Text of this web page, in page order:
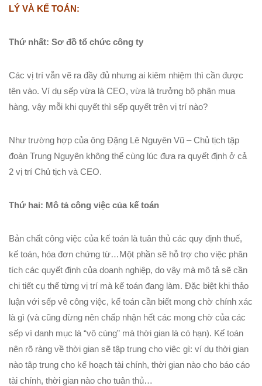
LÝ VÀ KẾ TOÁN:
Thứ nhất: Sơ đồ tổ chức công ty
Các vị trí vẫn vẽ ra đầy đủ nhưng ai kiêm nhiệm thì cần được
tên vào. Ví dụ sếp vừa là CEO, vừa là trưởng bộ phận mua
hàng, vậy mỗi khi quyết thì sếp quyết trên vị trí nào?
Như trường hợp của ông Đặng Lê Nguyên Vũ – Chủ tịch tập
đoàn Trung Nguyên không thể cùng lúc đưa ra quyết định ở cả
2 vị trí Chủ tịch và CEO.
Thứ hai: Mô tả công việc của kế toán
Bản chất công việc của kế toán là tuân thủ các quy định thuế,
kế toán, hóa đơn chứng từ…Một phần sẽ hỗ trợ cho việc phân
tích các quyết định của doanh nghiệp, do vậy mà mô tả sẽ cần
chi tiết cụ thể từng vị trí mà kế toán đang làm. Đặc biệt khi thảo
luận với sếp vê công việc, kế toán cần biết mong chờ chính xác
là gì (và cũng đừng nên chấp nhận hết các mong chờ của các
sếp vì danh mục là “vô cùng” mà thời gian là có hạn). Kế toán
nên rõ ràng về thời gian sẽ tập trung cho việc gì: ví dụ thời gian
nào tâp trung cho kế hoạch tài chính, thời gian nào cho báo cáo
tài chính, thời gian nào cho tuân thủ…